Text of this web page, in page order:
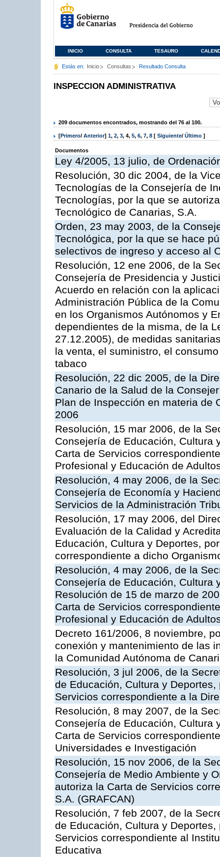
INICIO CONSULTA TESAURO
Estás en: Inicio Consultas Resultado Consulta
INSPECCION ADMINISTRATIVA
209 documentos encontrados, mostrando del 76 al 100.
[Primero/ Anterior] 1, 2, 3, 4, 5, 6, 7, 8 [ Siguiente/ Último ]
Documentos
Ley 4/2005, 13 julio, de
Resolución, 30 dic 2004, de la
Tecnologías de la Consejería de
Tecnologías, por la que se
Tecnológico de Canarias, S.A.
Orden, 23 may 2003, de la
Tecnológica, por la que se hace
selectivos de ingreso y acceso al
Resolución, 12 ene 2006, de la
Consejería de Presidencia y
Acuerdo en relación con la
Administración Pública de la
en los Organismos Autónomos y
dependientes de la misma, de la
27.12.2005), de medidas
la venta, el suministro, el
tabaco
Resolución, 22 dic 2005, de la
Canario de la Salud de la
Plan de Inspección en materia de
2006
Resolución, 15 mar 2006, de la
Consejería de Educación, Cultura
Carta de Servicios
Profesional y Educación de
Resolución, 4 may 2006, de la
Consejería de Economía y
Servicios de la Administración
Resolución, 17 may 2006, del
Evaluación de la Calidad y
Educación, Cultura y Deportes,
correspondiente a dicho
Resolución, 4 may 2006, de la
Consejería de Educación, Cultura
Resolución de 15 de marzo de
Carta de Servicios
Profesional y Educación de
Decreto 161/2006, 8 noviembre,
conexión y mantenimiento de las
la Comunidad Autónoma de
Resolución, 3 jul 2006, de la
de Educación, Cultura y
Servicios correspondiente a la
Resolución, 8 may 2007, de la
Consejería de Educación, Cultura
Carta de Servicios
Universidades e Investigación
Resolución, 15 nov 2006, de la
Consejería de Medio Ambiente y
autoriza la Carta de Servicios
S.A. (GRAFCAN)
Resolución, 7 feb 2007, de la
de Educación, Cultura y
Servicios correspondiente al
Educativa